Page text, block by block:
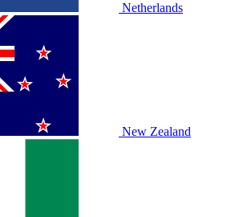
Netherlands
New Zealand